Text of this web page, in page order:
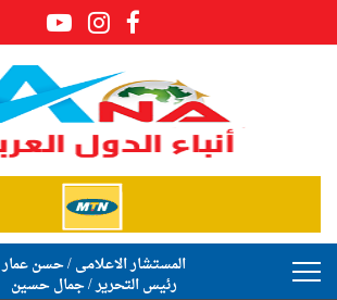
المستشار الاعلامى / حسن عمار
رئيس التحرير / جمال حسين